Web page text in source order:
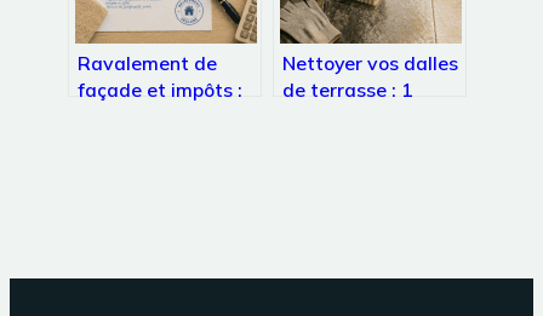
Ravalement de
façade et impôts :
Nettoyer vos dalles
de terrasse : 1